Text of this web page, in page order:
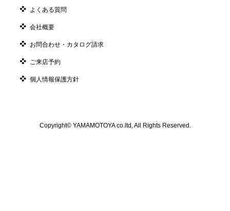
よくある質問
会社概要
お問合わせ・カタログ請求
ご来店予約
個人情報保護方針
Copyright© YAMAMOTOYA co.ltd, All Rights Reserved.